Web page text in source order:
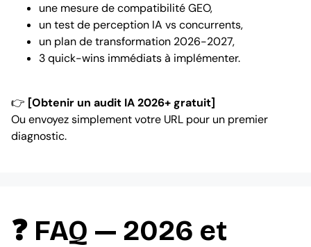
une mesure de compatibilité GEO,
un test de perception IA vs concurrents,
un plan de transformation 2026-2027,
3 quick-wins immédiats à implémenter.
👉 [Obtenir un audit IA 2026+ gratuit]
Ou envoyez simplement votre URL pour un premier
diagnostic.
❓ FAQ — 2026 et